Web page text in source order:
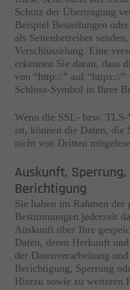
Schutz der Übertragung
Beispiel Bestellungen
als Seitenbetreiber
Verschlüsselung. Eine
erkennen Sie daran, dass
von “http://” auf “https://”
Schloss-Symbol in Ihrer
Wenn die SSL- bzw.
ist, können die Daten, die
nicht von Dritten
Auskunft,
Berichtigung
Sie haben im Rahmen der
Bestimmungen jederzeit
Auskunft über Ihre
Daten, deren Herkunft
der Datenverarbeitung
Berichtigung, Sperrung
Hierzu sowie zu weiteren